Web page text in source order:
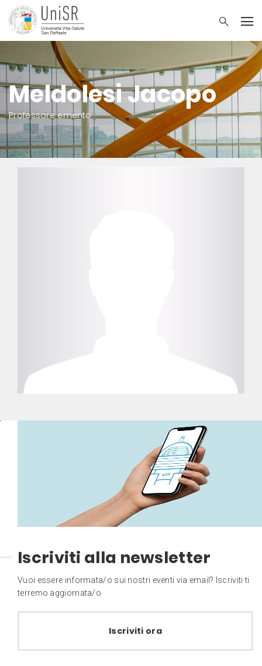
Meldolesi Jacopo
Professore emerito
Iscriviti alla newsletter
Vuoi essere informata/o sui nostri eventi via email? Iscriviti ti
terremo aggiornata/o
Iscriviti ora